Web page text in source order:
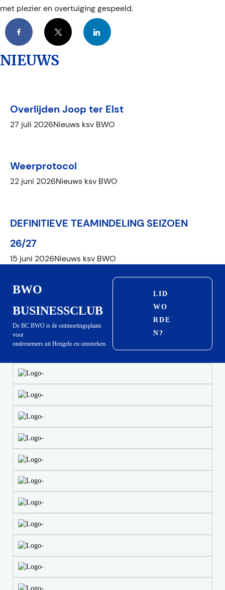
met plezier en overtuiging gespeeld.
Facebook X LinkedIn
NIEUWS
Overlijden Joop ter Elst
27 juli 2026Nieuws ksv BWO
Weerprotocol
22 juni 2026Nieuws ksv BWO
DEFINITIEVE TEAMINDELING SEIZOEN
26/27
15 juni 2026Nieuws ksv BWO
BWO
BUSINESSCLUB
De BC BWO is de ontmoetingsplaats
voor
ondernemers uit Hengelo en omstreken.
LID
WO
RDE
N?